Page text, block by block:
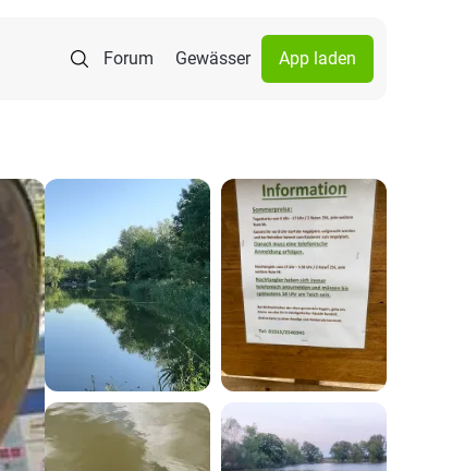
Forum Gewässer App laden